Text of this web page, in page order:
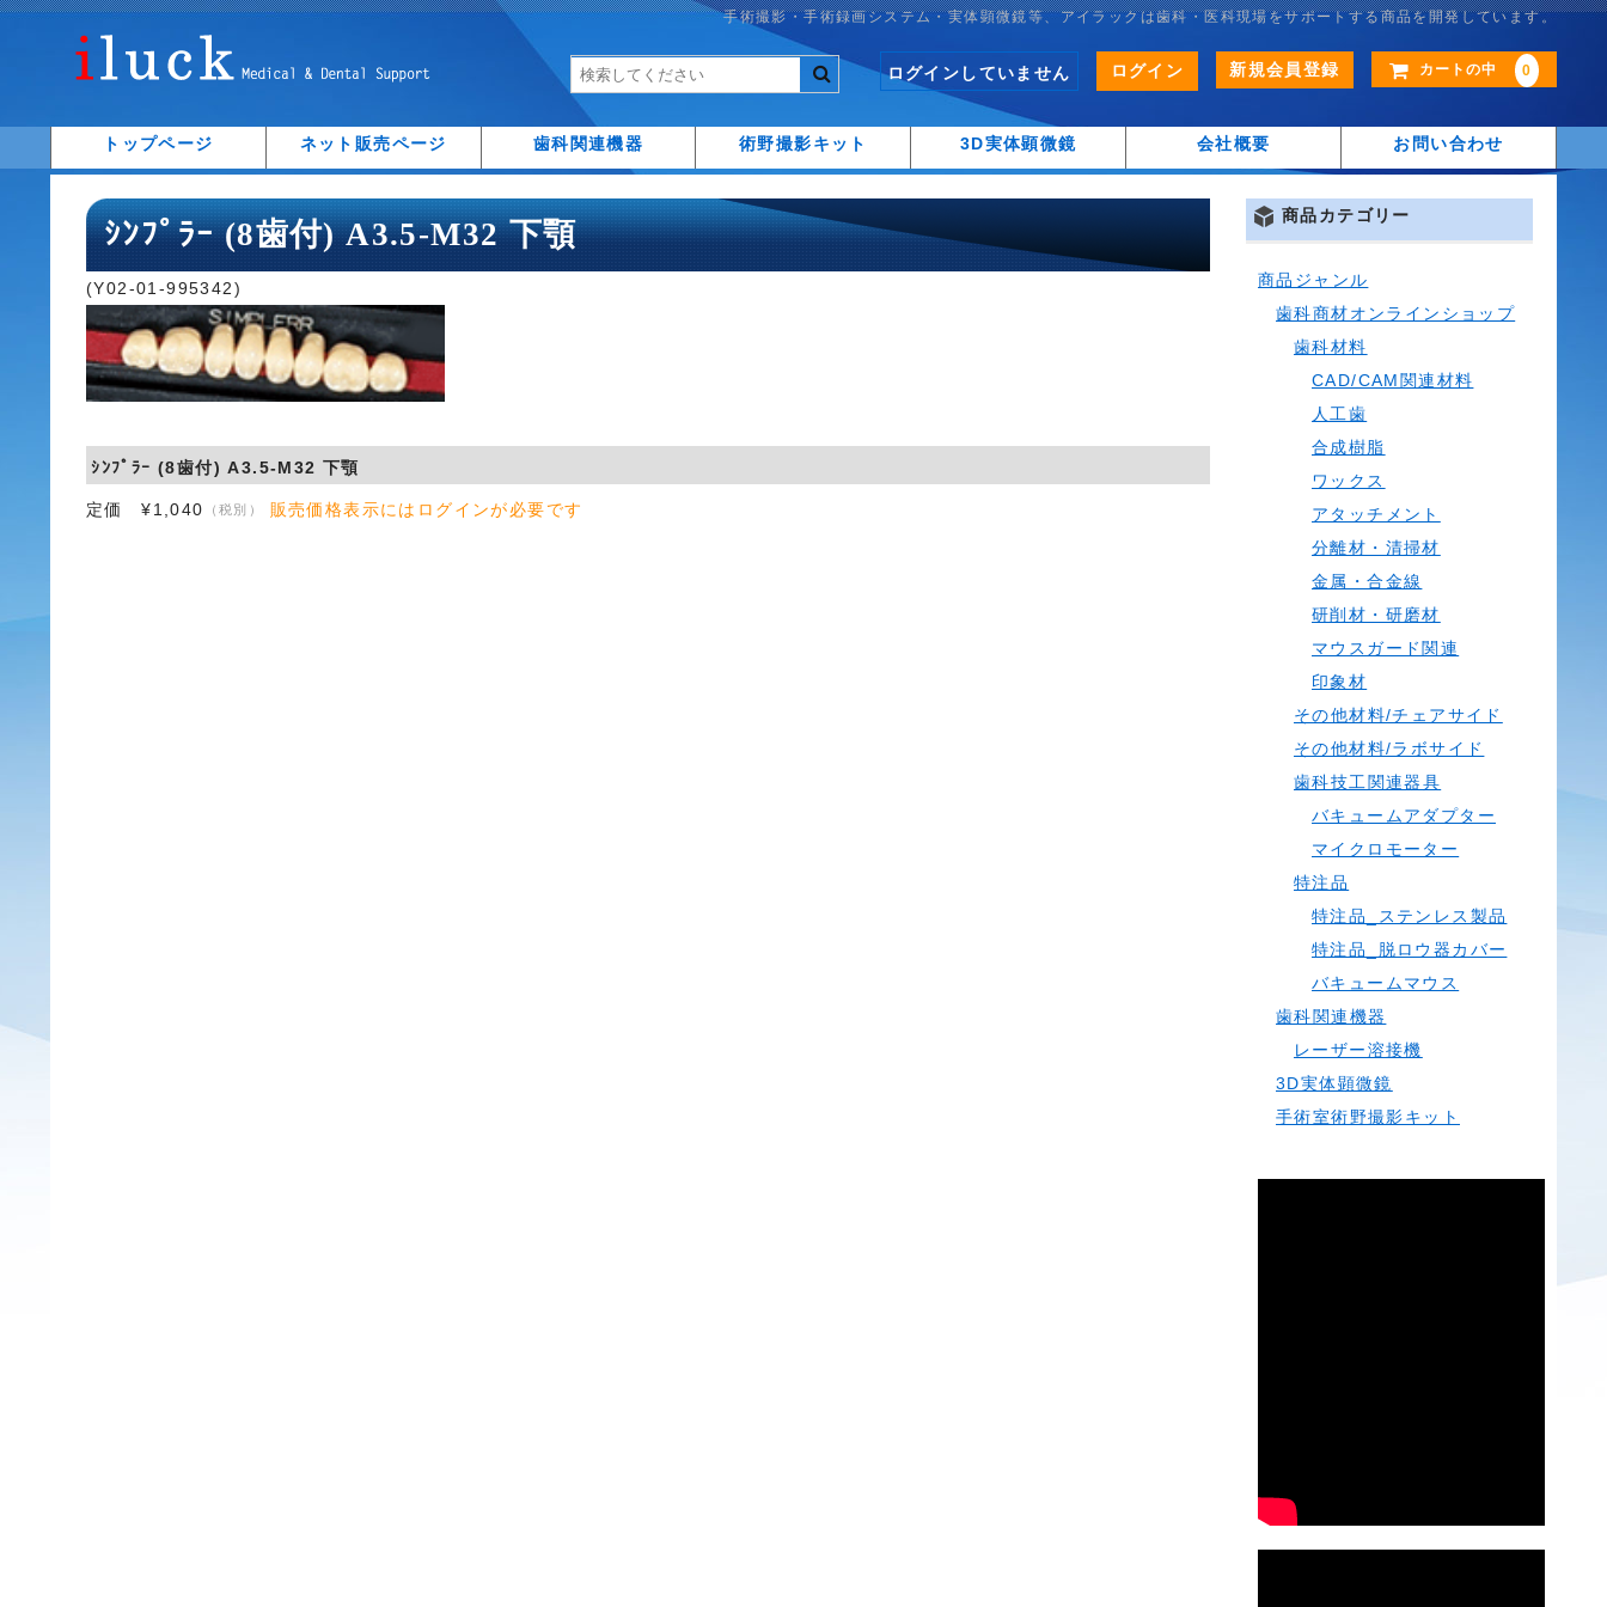
手術撮影・手術録画システム・実体顕微鏡等、アイラックは歯科・医科現場をサポートする商品を開発しています。
カートの中 0
ログインしていません ログイン 新規会員登録
トップページ ネット販売ページ 歯科関連機器 術野撮影キット 3D実体顕微鏡 会社概要 お問い合わせ
ｼﾝﾌﾟﾗｰ (8歯付) A3.5-M32 下顎
(Y02-01-995342)
ｼﾝﾌﾟﾗｰ (8歯付) A3.5-M32 下顎
定価 ¥1,040 （税別） 販売価格表示にはログインが必要です
商品カテゴリー
商品ジャンル
歯科商材オンラインショップ
歯科材料
CAD/CAM関連材料
人工歯
合成樹脂
ワックス
アタッチメント
分離材・清掃材
金属・合金線
研削材・研磨材
マウスガード関連
印象材
その他材料/チェアサイド
その他材料/ラボサイド
歯科技工関連器具
バキュームアダプター
マイクロモーター
特注品
特注品_ステンレス製品
特注品_脱ロウ器カバー
バキュームマウス
歯科関連機器
レーザー溶接機
3D実体顕微鏡
手術室術野撮影キット